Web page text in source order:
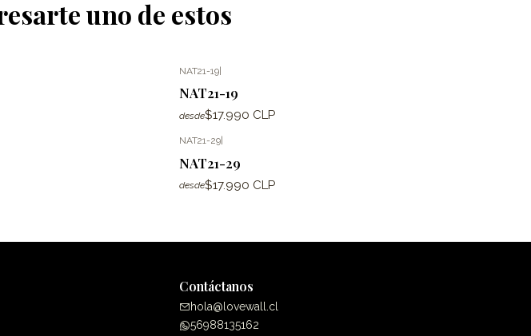
uno de estos
NAT21-19|
NAT21-19
desde$17.990 CLP
NAT21-29|
NAT21-29
desde$17.990 CLP
Contáctanos
hola@lovewall.cl
56988135162